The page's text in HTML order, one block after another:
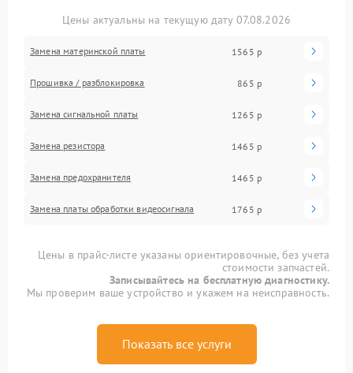
Цены актуальны на текущую дату 07.08.2026
Замена материнской платы 1565 р
Прошивка / разблокировка 865 р
Замена сигнальной платы 1265 р
Замена резистора 1465 р
Замена предохранителя 1465 р
Замена платы обработки видеосигнала 1765 р
Цены в прайс-листе указаны ориентировочные, без учета
стоимости запчастей.
Записывайтесь на бесплатную диагностику.
Мы проверим ваше устройство и укажем на неисправность.
Показать все услуги